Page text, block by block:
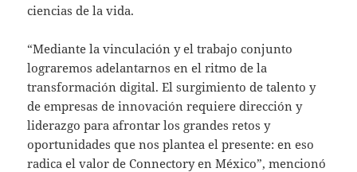
ciencias de la vida.
“Mediante la vinculación y el trabajo conjunto
lograremos adelantarnos en el ritmo de la
transformación digital. El surgimiento de talento y
de empresas de innovación requiere dirección y
liderazgo para afrontar los grandes retos y
oportunidades que nos plantea el presente: en eso
radica el valor de Connectory en México”, mencionó